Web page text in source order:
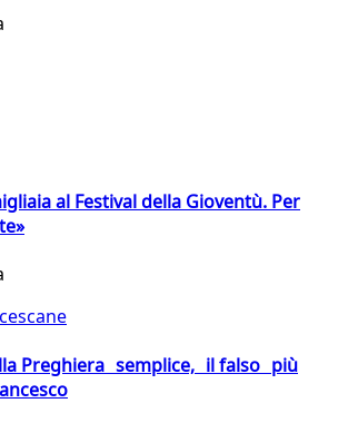
al Festival della Gioventù. Per
Preghiera semplice, il falso più